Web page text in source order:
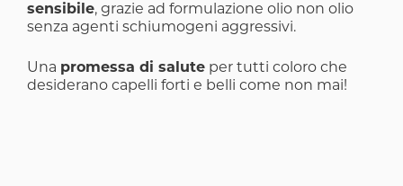
sensibile, grazie ad formulazione olio non olio
senza agenti schiumogeni aggressivi.
Una promessa di salute per tutti coloro che
desiderano capelli forti e belli come non mai!